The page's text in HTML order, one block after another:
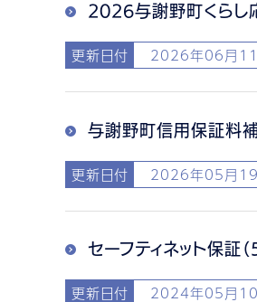
2026与謝野町くらし
更新日付 2026年06月
与謝野町信用保証料
更新日付 2026年05月
セーフティネット保証（
更新日付 2024年05月